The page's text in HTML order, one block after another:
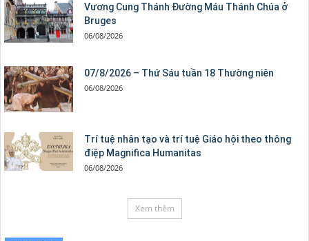
Vương Cung Thánh Ðường Máu Thánh Chúa ở
Bruges
06/08/2026
07/8/2026 – Thứ Sáu tuần 18 Thường niên
06/08/2026
Trí tuệ nhân tạo và trí tuệ Giáo hội theo thông
điệp Magnifica Humanitas
06/08/2026
Xem thêm